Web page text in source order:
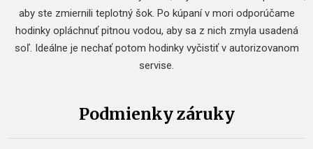
aby ste zmiernili teplotný šok. Po kúpaní v mori odporúčame
hodinky opláchnuť pitnou vodou, aby sa z nich zmyla usadená
soľ. Ideálne je nechať potom hodinky vyčistiť v autorizovanom
servise.
Podmienky záruky